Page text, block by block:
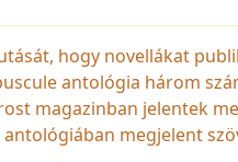
hogy novellákat
antológia három
magazinban jelentek
megjelent